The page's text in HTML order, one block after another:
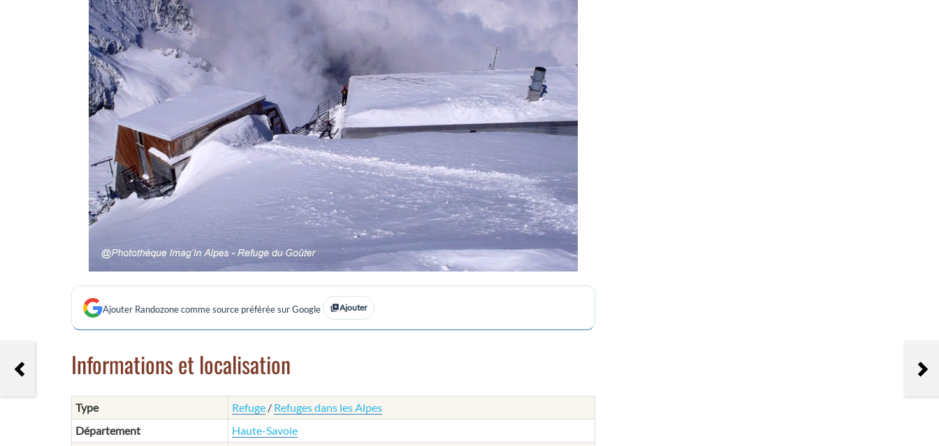
Ajouter Randozone comme source préférée sur Google Ajouter
Informations et localisation
Type Refuge / Refuges dans les Alpes
Département
Haute-Savoie
L'Envers des Aiguilles